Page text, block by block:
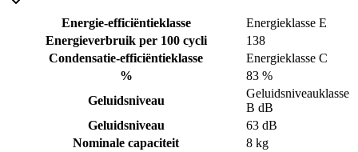
Energie-efficiëntieklasse
Energieklasse E
Energieverbruik per 100 cycli
138
Condensatie-efficiëntieklasse
Energieklasse C
%
83 %
Geluidsniveau
Geluidsniveauklasse
B dB
Geluidsniveau
63 dB
Nominale capaciteit
8 kg